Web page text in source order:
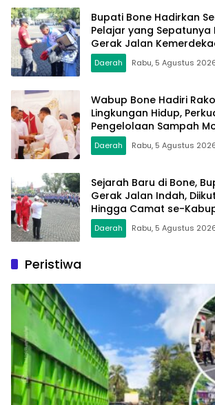
Bupati Bone Hadirkan
Pelajar yang Sepatunya
Gerak Jalan
Daerah Rabu, 5 Agustus
Wabup Bone Hadiri
Lingkungan Hidup,
Pengelolaan Sampah
Daerah Rabu, 5 Agustus
Sejarah Baru di Bone,
Gerak Jalan Indah,
Hingga Camat se-
Daerah Rabu, 5 Agustus 2026
Peristiwa